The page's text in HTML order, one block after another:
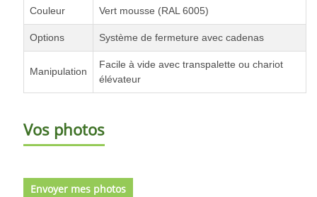
Couleur Vert mousse (RAL 6005)
Options Système de fermeture avec cadenas
Manipulation
Facile à vide avec transpalette ou chariot
élévateur
Vos photos
Envoyer mes photos